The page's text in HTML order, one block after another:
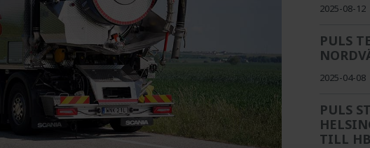
2025-08-12
PULS
2025-04-08
PULS
TILL